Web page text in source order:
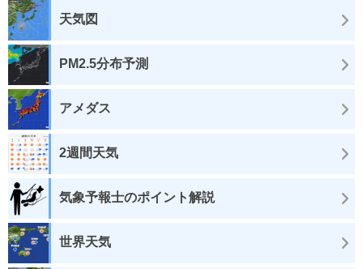
天気図
PM2.5分布予測
アメダス
2週間天気
気象予報士のポイント解説
世界天気